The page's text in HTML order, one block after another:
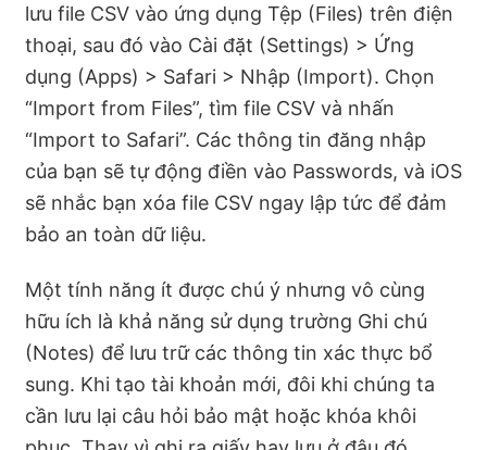
lưu file CSV vào ứng dụng Tệp (Files) trên điện
thoại, sau đó vào Cài đặt (Settings) > Ứng
dụng (Apps) > Safari > Nhập (Import). Chọn
“Import from Files”, tìm file CSV và nhấn
“Import to Safari”. Các thông tin đăng nhập
của bạn sẽ tự động điền vào Passwords, và iOS
sẽ nhắc bạn xóa file CSV ngay lập tức để đảm
bảo an toàn dữ liệu.
Một tính năng ít được chú ý nhưng vô cùng
hữu ích là khả năng sử dụng trường Ghi chú
(Notes) để lưu trữ các thông tin xác thực bổ
sung. Khi tạo tài khoản mới, đôi khi chúng ta
cần lưu lại câu hỏi bảo mật hoặc khóa khôi